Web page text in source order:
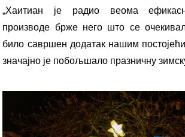
„Хаитиан је радио веома
производе брже него што се
било савршен додатак нашим
значајно је побољшало празничну